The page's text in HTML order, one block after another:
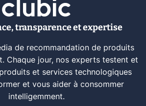
transparence et expertise
de recommandation de produits
Chaque jour, nos experts testent et
et services technologiques
et vous aider à consommer
intelligemment.